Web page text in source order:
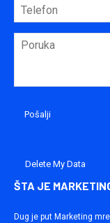
Delete My Data
ŠTA JE
Dug je put Marketing